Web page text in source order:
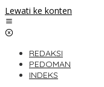
Lewati ke konten
REDAKSI
PEDOMAN
INDEKS